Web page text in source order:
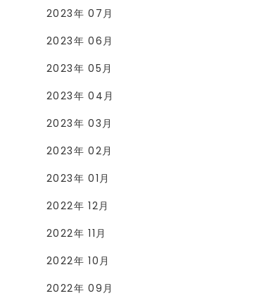
2023年 07月
2023年 06月
2023年 05月
2023年 04月
2023年 03月
2023年 02月
2023年 01月
2022年 12月
2022年 11月
2022年 10月
2022年 09月